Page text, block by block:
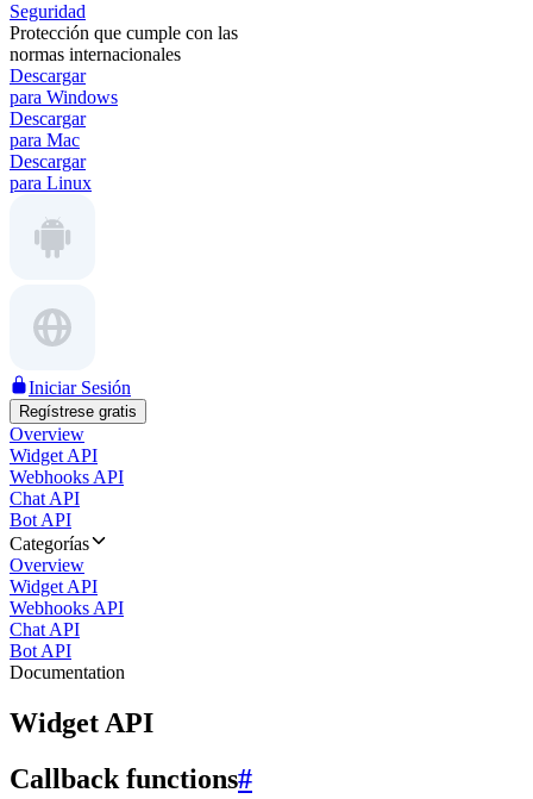
Seguridad
Protección que cumple con las
normas internacionales
Descargar
para Windows
Descargar
para Mac
Descargar
para Linux
Iniciar Sesión
Regístrese gratis
Overview
Widget API
Webhooks API
Chat API
Bot API
Categorías
Overview
Widget API
Webhooks API
Chat API
Bot API
Documentation
Widget API
Callback functions#